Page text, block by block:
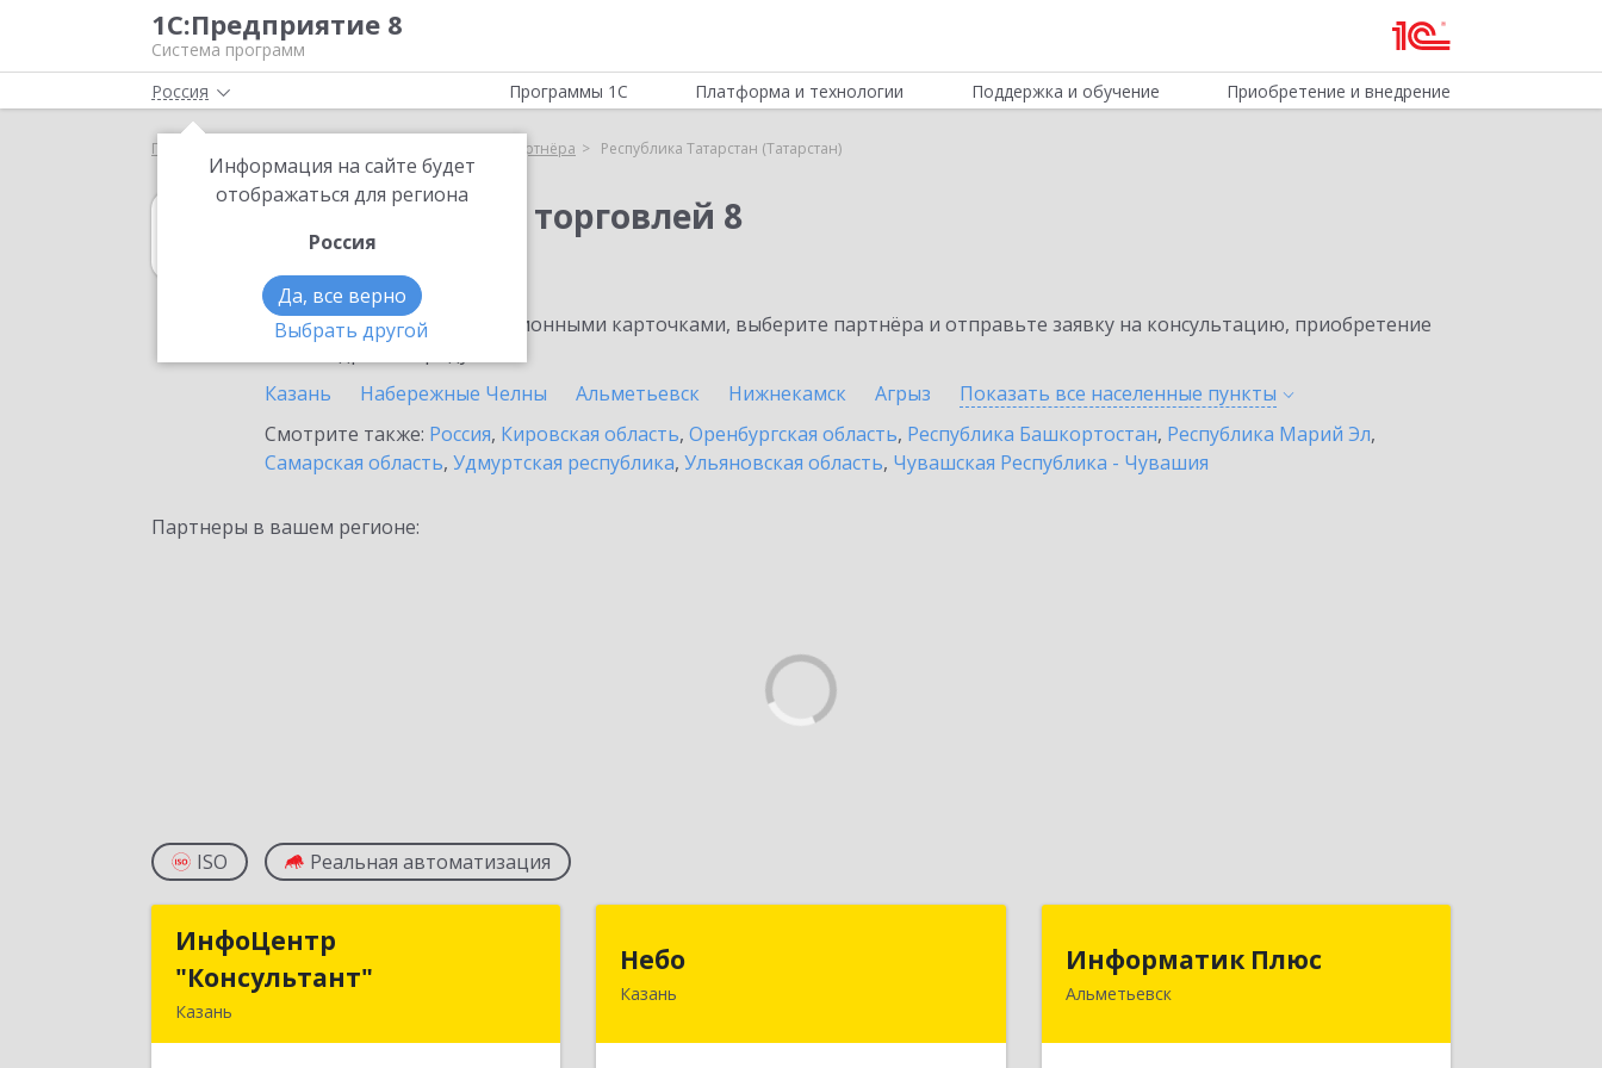
1С:Предприятие 8
Система программ
Россия
Информация на сайте будет
отображаться для региона
Россия
Да, все верно
Выбрать другой
Программы 1С Платформа и технологии Поддержка и обучение Приобретение и внедрение
Главная Выбор партнёра Республика Татарстан (Татарстан)
1С:Управление торговлей 8
в Татарстане
Ознакомьтесь с информационными карточками, выберите партнёра и отправьте заявку на консультацию, приобретение
Казань
Набережные Челны Альметьевск Нижнекамск Агрыз Показать все населенные пункты
Смотрите также: Россия, Кировская область, Оренбургская область, Республика Башкортостан, Республика Марий Эл,
Самарская область, Удмуртская республика, Ульяновская область, Чувашская Республика - Чувашия
Партнеры в вашем регионе:
ISO Реальная автоматизация
ИнфоЦентр
"Консультант"
Казань
"Консультант"
Небо
Казань420074, Татарстан Респ, Казань г,
Информатик Плюс
Альметьевск